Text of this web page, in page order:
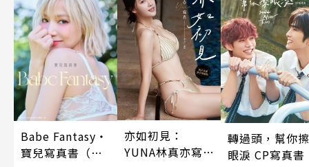
Babe Fantasy‧
寶兒寫真書（加
亦如初見：
YUNA林真亦寫
轉過頭，幫你擦
眼淚 CP寫真書